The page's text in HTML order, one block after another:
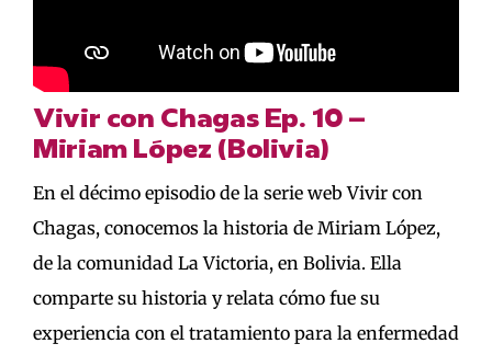
Vivir con Chagas Ep. 10 –
Miriam López (Bolivia)
En el décimo episodio de la serie web Vivir con
Chagas, conocemos la historia de Miriam López,
de la comunidad La Victoria, en Bolivia. Ella
comparte su historia y relata cómo fue su
experiencia con el tratamiento para la enfermedad